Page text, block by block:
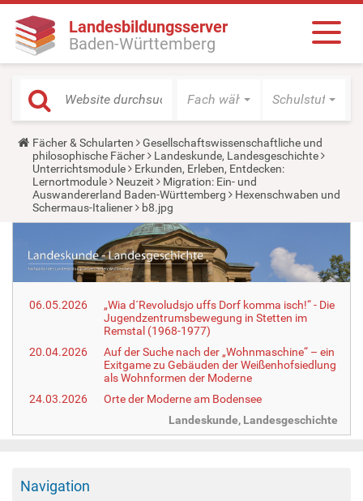
Landesbildungsserver
Baden-Württemberg
Fach wählen Schulstufe
Y
o
u
a
r
e
h
e
:
Fächer & Schularten
Gesellschaftswissenschaftliche und
philosophische Fächer
Landeskunde, Landesgeschichte
Unterrichtsmodule
Erkunden, Erleben, Entdecken:
Lernortmodule
Neuzeit
Migration: Ein- und
Auswandererland Baden-Württemberg
Hexenschwaben und
Schermaus-Italiener
b8.jpg
06.05.2026
„Wia d´Revoludsjo uffs Dorf komma isch!“ - Die
Jugendzentrumsbewegung in Stetten im
Remstal (1968-1977)
20.04.2026
Auf der Suche nach der „Wohnmaschine“ – ein
Exitgame zu Gebäuden der Weißenhofsiedlung
als Wohnformen der Moderne
24.03.2026
Orte der Moderne am Bodensee
Landeskunde, Landesgeschichte
Navigation